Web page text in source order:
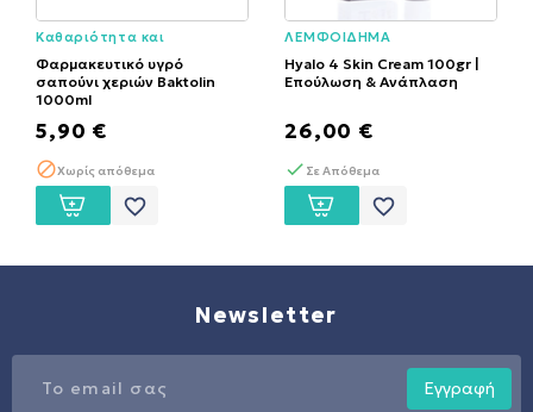
Καθαριότητα και
Φαρμακευτικό υγρό
σαπούνι χεριών Baktolin
1000ml
5,90 €
Χωρίς απόθεμα
favorite_border
ΛΕΜΦΟΙΔΗΜΑ
Hyalo 4 Skin Cream 100gr |
Επούλωση & Ανάπλαση
26,00 €
Σε Απόθεμα
favorite_border
Newsletter
Εγγραφή